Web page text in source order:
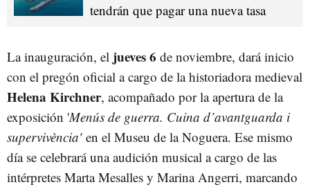
tendrán que pagar una nueva tasa
La inauguración, el jueves 6 de noviembre, dará inicio
con el pregón oficial a cargo de la historiadora medieval
Helena Kirchner, acompañado por la apertura de la
exposición 'Menús de guerra. Cuina d’avantguarda i
supervivència'en el Museu de la Noguera. Ese mismo
día se celebrará una audición musical a cargo de las
intérpretes Marta Mesalles y Marina Angerri, marcando